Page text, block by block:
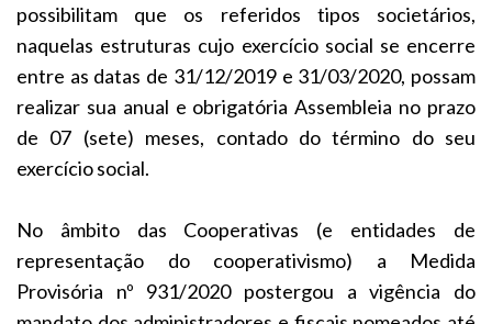
possibilitam que os referidos tipos societários,
naquelas estruturas cujo exercício social se encerre
entre as datas de 31/12/2019 e 31/03/2020, possam
realizar sua anual e obrigatória Assembleia no prazo
de 07 (sete) meses, contado do término do seu
exercício social.
No âmbito das Cooperativas (e entidades de
representação do cooperativismo) a Medida
Provisória nº 931/2020 postergou a vigência do